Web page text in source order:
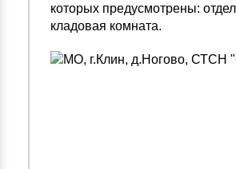
которых предусмотрены:
кладовая комната.